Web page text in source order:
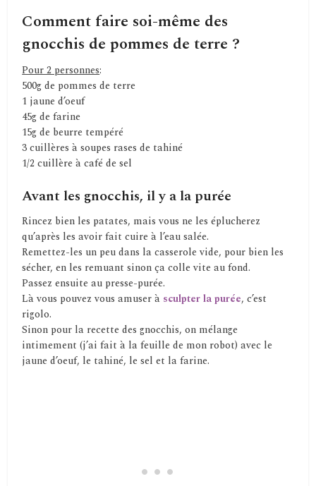
Comment faire soi-même des
gnocchis de pommes de terre ?
Pour 2 personnes:
500g de pommes de terre
1 jaune d’oeuf
45g de farine
15g de beurre tempéré
3 cuillères à soupes rases de tahiné
1/2 cuillère à café de sel
Avant les gnocchis, il y a la purée
Rincez bien les patates, mais vous ne les éplucherez
qu’après les avoir fait cuire à l’eau salée.
Remettez-les un peu dans la casserole vide, pour bien les
sécher, en les remuant sinon ça colle vite au fond.
Passez ensuite au presse-purée.
Là vous pouvez vous amuser à sculpter la purée, c’est
rigolo.
Sinon pour la recette des gnocchis, on mélange
intimement (j’ai fait à la feuille de mon robot) avec le
jaune d’oeuf, le tahiné, le sel et la farine.